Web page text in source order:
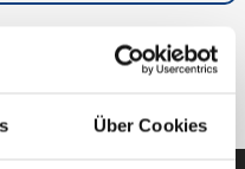
Über Cookies